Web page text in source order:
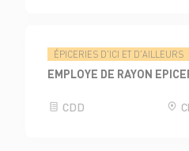
ÉPICERIES D'ICI ET D'AILLEURS
EMPLOYE DE RAYON
CDD